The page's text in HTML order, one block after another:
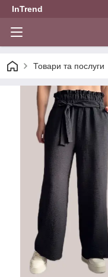
InTrend
Товари та послуги